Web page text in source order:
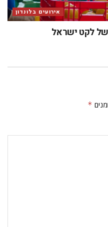
אירועים בלונדון
לקט ישראל
*